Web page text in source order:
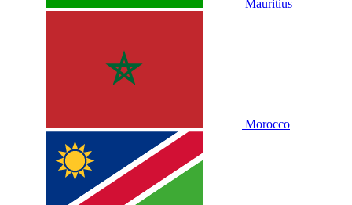
Mauritius
Morocco